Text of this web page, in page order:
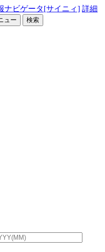
ナビゲータ[サイニィ] 詳細
ュー 検索